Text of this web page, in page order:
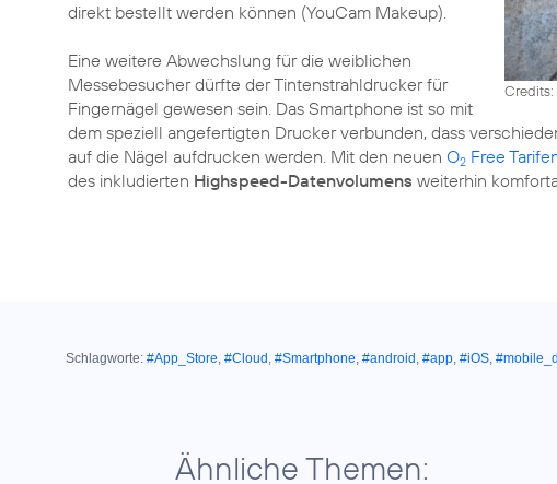
Credits:
direkt bestellt werden können (YouCam Makeup).
Eine weitere Abwechslung für die weiblichen
Messebesucher dürfte der Tintenstrahldrucker für
Fingernägel gewesen sein. Das Smartphone ist so mit
dem speziell angefertigten Drucker verbunden, dass
auf die Nägel aufdrucken werden. Mit den neuen O2 Free
des inkludierten Highspeed-Datenvolumens weiterhin
Schlagworte: #App_Store, #Cloud , #Smartphone, #android , #app, #iOS,
Ähnliche Themen: